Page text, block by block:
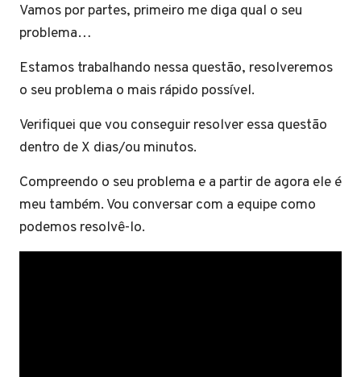
Vamos por partes, primeiro me diga qual o seu
problema…
Estamos trabalhando nessa questão, resolveremos
o seu problema o mais rápido possível.
Verifiquei que vou conseguir resolver essa questão
dentro de X dias/ou minutos.
Compreendo o seu problema e a partir de agora ele é
meu também. Vou conversar com a equipe como
podemos resolvê-lo.